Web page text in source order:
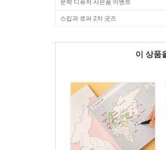
문학 디퓨저 사은품 이벤트
스킵과 로퍼 2차 굿즈
이 상품